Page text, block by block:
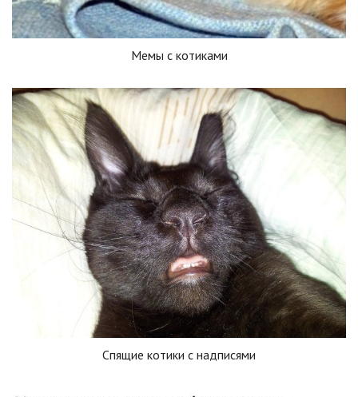
Мемы с котиками
Спящие котики с надписями